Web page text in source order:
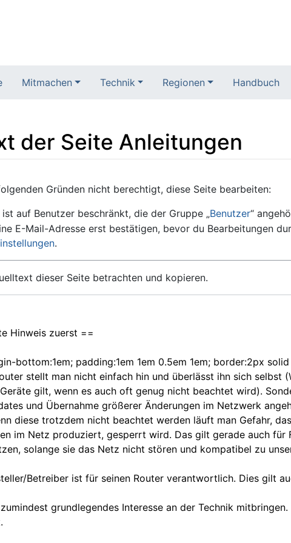
Mitmachen Technik Regionen Handbuch
der Seite Anleitungen
,Suche
Gründen nicht berechtigt, diese Seite bearbeiten:
auf Benutzer beschränkt, die der Gruppe „Benutzer“
E-Mail-Adresse erst bestätigen, bevor du Bearbeitungen
.
dieser Seite betrachten und kopieren.